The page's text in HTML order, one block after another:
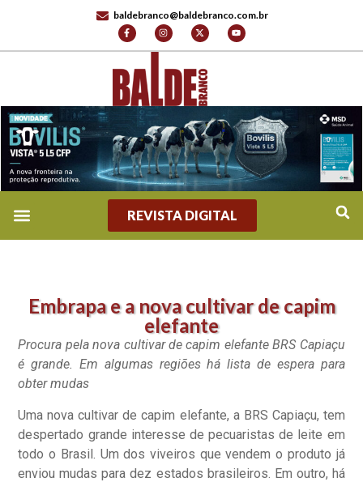
baldebranco@baldebranco.com.br
REVISTA DIGITAL
Embrapa e a nova cultivar de capim
elefante
Procura pela nova cultivar de capim elefante BRS Capiaçu
é grande. Em algumas regiões há lista de espera para
obter mudas
Uma nova cultivar de capim elefante, a BRS Capiaçu, tem
despertado grande interesse de pecuaristas de leite em
todo o Brasil. Um dos viveiros que vendem o produto já
enviou mudas para dez estados brasileiros. Em outro, há